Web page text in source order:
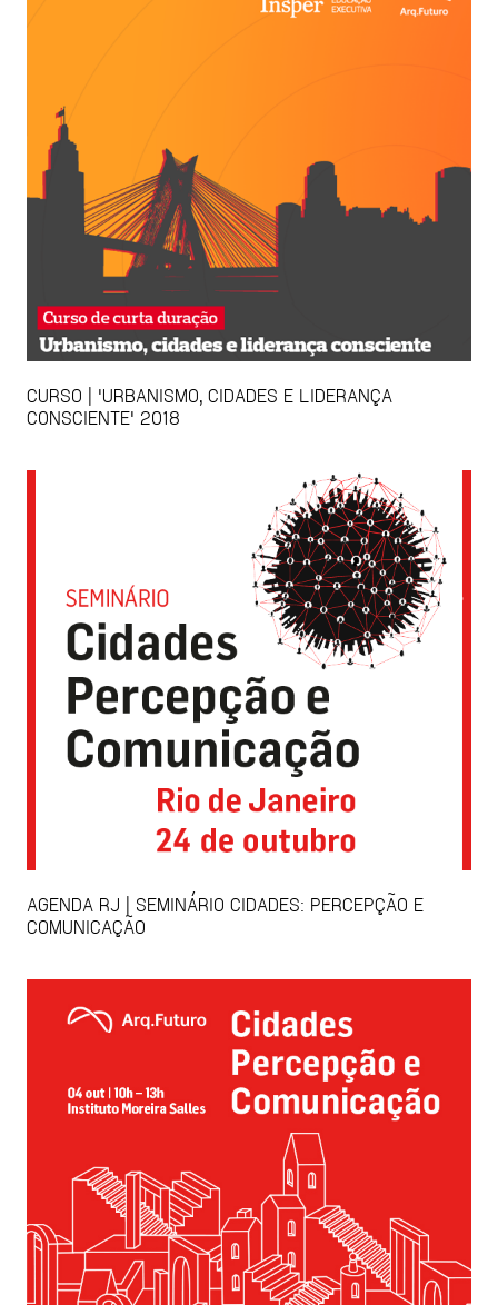
CURSO | 'URBANISMO, CIDADES E LIDERANÇA
CONSCIENTE' 2018
AGENDA RJ | SEMINÁRIO CIDADES: PERCEPÇÃO E
COMUNICAÇÃO